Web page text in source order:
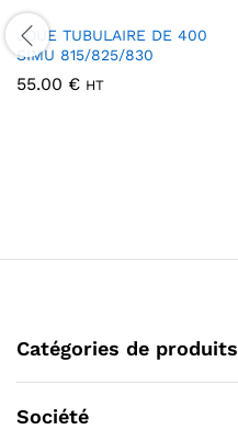
JOUE TUBULAIRE DE 400
SIMU 815/825/830
55.00 € HT
Catégories de produits
Société